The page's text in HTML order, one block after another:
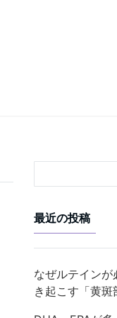
最近の投稿
なぜルテイン
き起こす「黄